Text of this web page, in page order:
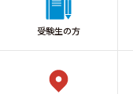
受験生の方